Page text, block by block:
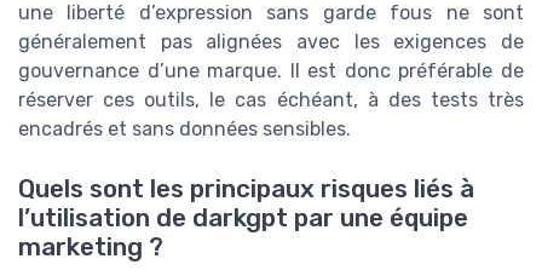
une liberté d’expression sans garde fous ne sont
généralement pas alignées avec les exigences de
gouvernance d’une marque. Il est donc préférable de
réserver ces outils, le cas échéant, à des tests très
encadrés et sans données sensibles.
Quels sont les principaux risques liés à
l’utilisation de darkgpt par une équipe
marketing ?